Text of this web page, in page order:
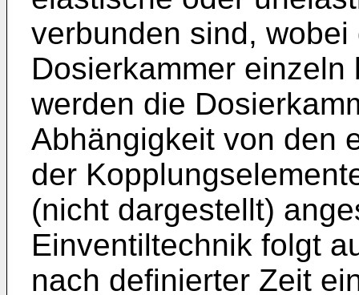
verbunden sind,
Dosierkammer
werden die
Abhängigkeit von den
der
(nicht dargestellt)
Einventiltechnik folgt
nach definierter Zeit